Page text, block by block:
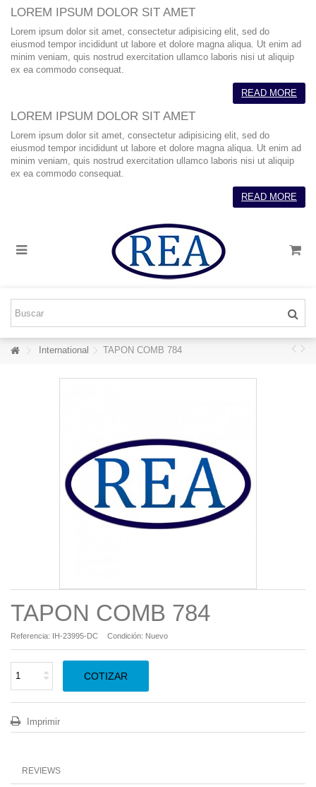
LOREM IPSUM DOLOR SIT AMET
Lorem ipsum dolor sit amet, consectetur adipisicing elit, sed do
eiusmod tempor incididunt ut labore et dolore magna aliqua. Ut enim ad
minim veniam, quis nostrud exercitation ullamco laboris nisi ut aliquip
ex ea commodo consequat.
READ MORE
LOREM IPSUM DOLOR SIT AMET
Lorem ipsum dolor sit amet, consectetur adipisicing elit, sed do
eiusmod tempor incididunt ut labore et dolore magna aliqua. Ut enim ad
minim veniam, quis nostrud exercitation ullamco laboris nisi ut aliquip
ex ea commodo consequat.
READ MORE
International TAPON COMB 784
TAPON COMB 784
Referencia: IH-23995-DC Condición: Nuevo
COTIZAR
Imprimir
REVIEWS